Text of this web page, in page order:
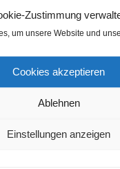
Zustimmung
um unsere Website und
Cookies akzeptieren
Ablehnen
Einstellungen anzeigen
Unlingen